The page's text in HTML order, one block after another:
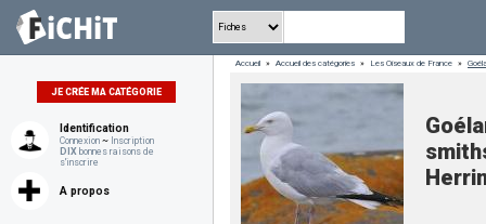
JE CRÉE MA CATÉGORIE
Identification
Connexion ~ Inscription
DIX bonnes raisons de
s'inscrire
A propos
Accueil » Accueil des catégories » Les Oiseaux de France »